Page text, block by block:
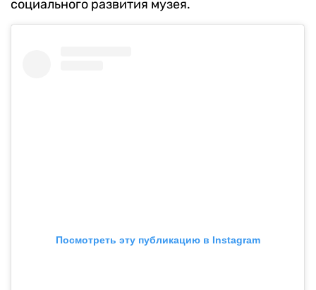
социального развития музея.
Посмотреть эту публикацию в Instagram